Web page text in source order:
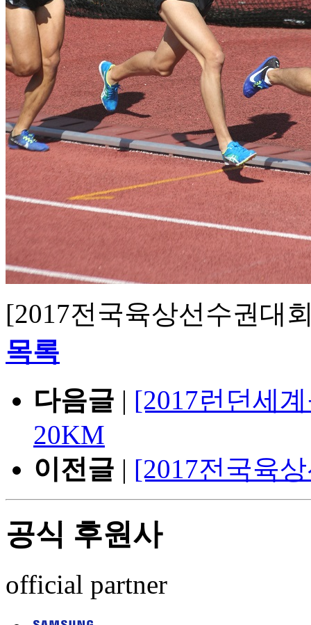
[2017전국육상선수권대
목록
다음글 | [2017런던세
20KM
이전글 | [2017전국육
공식 후원사
official partner